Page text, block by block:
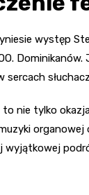
występ
nie tylko